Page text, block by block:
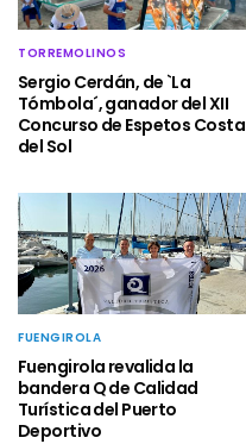
TORREMOLINOS
Sergio Cerdán, de `La
Tómbola´, ganador del XII
Concurso de Espetos Costa
del Sol
FUENGIROLA
Fuengirola revalida la
bandera Q de Calidad
Turística del Puerto
Deportivo